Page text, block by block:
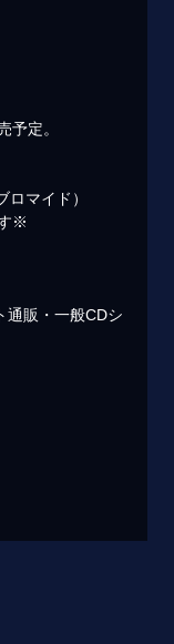
予定。
ロマイド）
※
通販・一般CDシ